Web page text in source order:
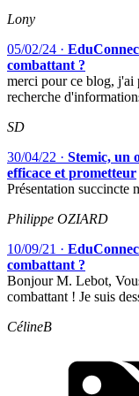
Lony
05/02/24 ·
combattant ?
merci pour ce blog, j'ai
recherche
SD
30/04/22 · Stemic, un
efficace et prometteur
Présentation succincte
Philippe OZIARD
10/09/21 ·
combattant ?
Bonjour M. Lebot,
combattant ! Je suis
CélineB